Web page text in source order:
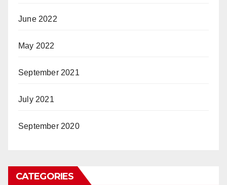
June 2022
May 2022
September 2021
July 2021
September 2020
CATEGORIES